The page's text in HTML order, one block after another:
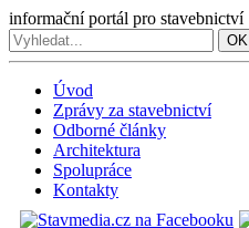
informační portál pro stavebnictví
OK
Úvod
Zprávy za stavebnictví
Odborné články
Architektura
Spolupráce
Kontakty